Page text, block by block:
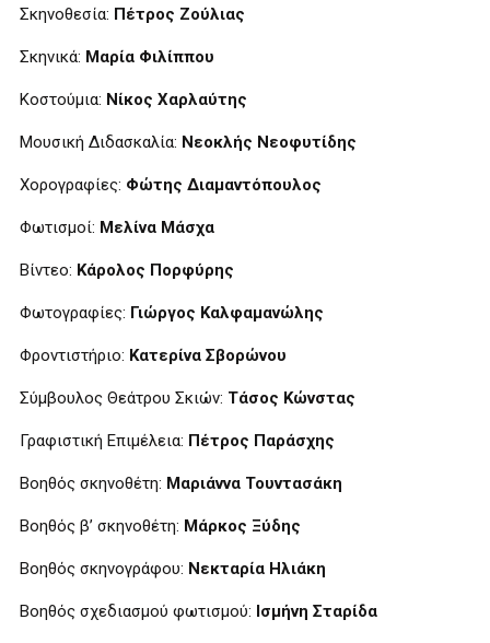
Σκηνοθεσία: Πέτρος Ζούλιας
Σκηνικά: Μαρία Φιλίππου
Κοστούμια: Νίκος Χαρλαύτης
Μουσική Διδασκαλία: Νεοκλής Νεοφυτίδης
Χορογραφίες: Φώτης Διαμαντόπουλος
Φωτισμοί: Μελίνα Μάσχα
Βίντεο: Κάρολος Πορφύρης
Φωτογραφίες: Γιώργος Καλφαμανώλης
Φροντιστήριο: Κατερίνα Σβορώνου
Σύμβουλος Θεάτρου Σκιών: Τάσος Κώνστας
Γραφιστική Επιμέλεια: Πέτρος Παράσχης
Βοηθός σκηνοθέτη: Μαριάννα Τουντασάκη
Βοηθός β’ σκηνοθέτη: Μάρκος Ξύδης
Βοηθός σκηνογράφου: Νεκταρία Ηλιάκη
Βοηθός σχεδιασμού φωτισμού: Ισμήνη Σταρίδα